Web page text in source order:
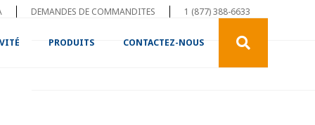
DEMANDES DE COMMANDITES 1 (877) 388-6633
PRODUITS CONTACTEZ-NOUS